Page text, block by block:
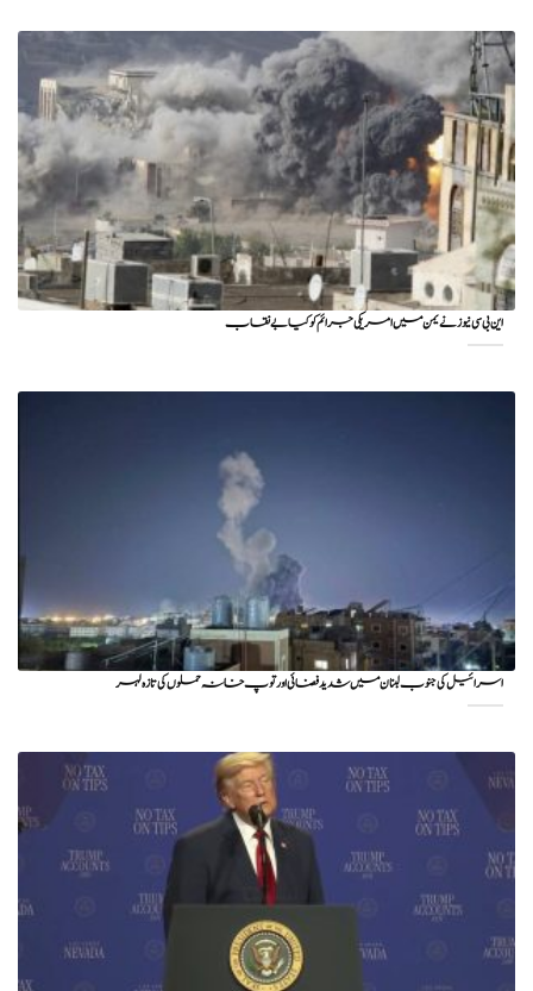
این بی سی نیوز نے یمن میں امریکی جرائم کو کیا بے نقاب
اسرائیل کی جنوب لبنان میں شدید فضائی اور توپ خانہ حملوں کی تازہ لہر